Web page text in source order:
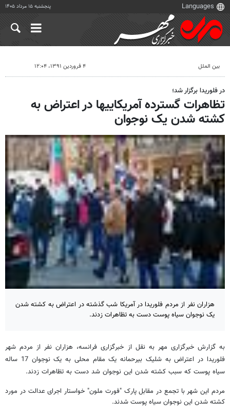
پنجشنبه ۱۵ مرداد ۱۴۰۵
بین الملل ۴ فروردین ۱۳۹۱، ۱۲:۰۴
در فلوریدا برگزار شد؛
تظاهرات گسترده آمریکاییها در اعتراض به
کشته شدن یک نوجوان
هزاران نفر از مردم فلوریدا در آمریکا شب گذشته در اعتراض به کشته شدن
یک نوجوان سیاه پوست دست به تظاهرات زدند.
به گزارش خبرگزاری مهر به نقل از خبرگزاری فرانسه، هزاران نفر از مردم شهر
فلوریدا در اعتراض به شلیک بیرحمانه یک مقام محلی به یک نوجوان 17 ساله
سیاه پوست که سبب کشته شدن این نوجوان شد دست به تظاهرات زدند.
مردم این شهر با تجمع در مقابل پارک "فورت ملون" خواستار اجرای عدالت در مورد
کشته شدن این نوجوان سیاه پوست شدند.